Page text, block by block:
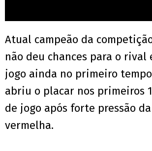
Atual campeão da
não deu chances para o
jogo ainda no primeiro
abriu o placar nos primeiros
de jogo após forte pressão
vermelha.